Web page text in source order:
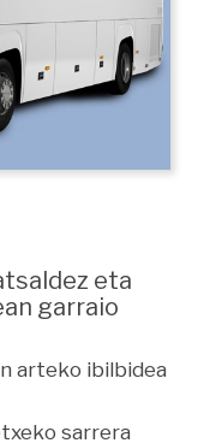
eta
garraio
arteko ibilbidea
sarrera